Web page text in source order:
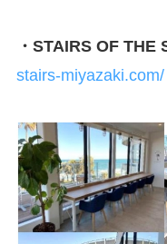
・STAIRS OF THE
stairs-miyazaki.com/